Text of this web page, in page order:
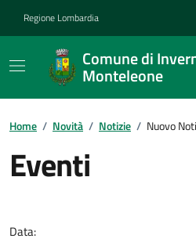
Regione Lombardia
Comune di
Monteleone
Home / Novità / Notizie / Nuovo
Eventi
Data: